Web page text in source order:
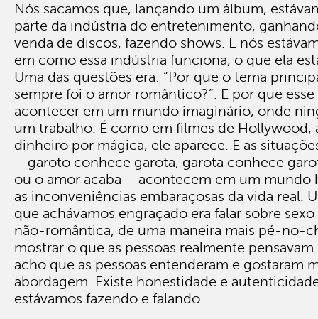
Nós sacamos que, lançando um álbum,
parte da indústria do entretenimento,
venda de discos, fazendo shows. E nós
em como essa indústria funciona, o que ela
Uma das questões era: “Por que o tema
sempre foi o amor romântico?”. E por que
acontecer em um mundo imaginário, onde
um trabalho. É como em filmes de Hollywood,
dinheiro por mágica, ele aparece. E as
– garoto conhece garota, garota conhece
ou o amor acaba – acontecem em um mundo
as inconveniências embaraçosas da vida real.
que achávamos engraçado era falar sobre
não-romântica, de uma maneira mais pé-no-
mostrar o que as pessoas realmente pensavam
acho que as pessoas entenderam e gostaram
abordagem. Existe honestidade e
estávamos fazendo e falando.